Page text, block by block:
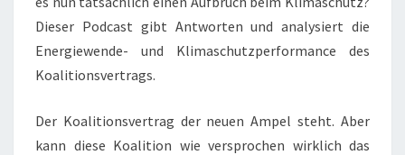
Dieser Podcast gibt Antworten und analysiert die
Energiewende- und Klimaschutzperformance des
Koalitionsvertrags.
Der Koalitionsvertrag der neuen Ampel steht. Aber
kann diese Koalition wie versprochen wirklich das